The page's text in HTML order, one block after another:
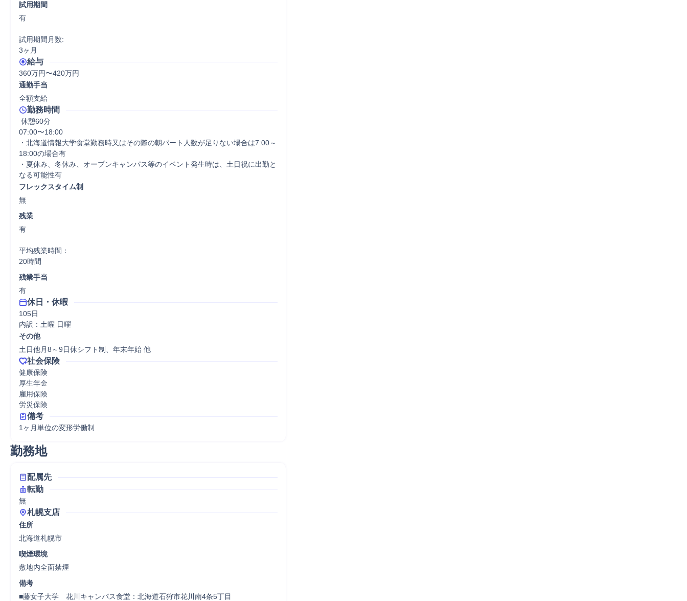
試用期間
有
試用期間月数:
3ヶ月
給与
360万円〜420万円
通勤手当
全額支給
勤務時間
休憩60分
07:00〜18:00
・北海道情報大学食堂勤務時又はその際の朝パート人数が足りない場合は7:00～
18:00の場合有
・夏休み、冬休み、オープンキャンパス等のイベント発生時は、土日祝に出勤と
なる可能性有
フレックスタイム制
無
残業
有
平均残業時間：
20時間
残業手当
有
休日・休暇
105日
内訳：土曜 日曜
その他
土日他月8～9日休シフト制、年末年始 他
社会保険
健康保険
厚生年金
雇用保険
労災保険
備考
1ヶ月単位の変形労働制
勤務地
配属先
転勤
無
札幌支店
住所
北海道札幌市
喫煙環境
敷地内全面禁煙
備考
■藤女子大学　花川キャンパス食堂：北海道石狩市花川南4条5丁目